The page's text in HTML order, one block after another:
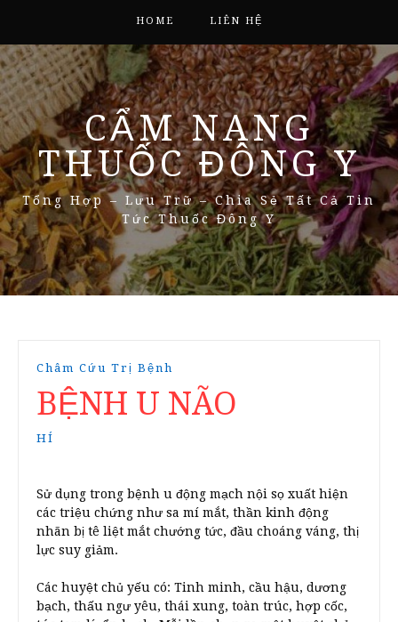
HOME LIÊN HỆ
CẨM NANG
THUỐC ĐÔNG Y
Tổng Hợp – Lưu Trữ – Chia Sẻ Tất Cả Tin
Tức Thuốc Đông Y
Châm Cứu Trị Bệnh
BỆNH U NÃO
HÍ
Sử dụng trong bệnh u động mạch nội sọ xuất hiện
các triệu chứng như sa mí mắt, thần kinh động
nhãn bị tê liệt mắt chướng tức, đầu choáng váng, thị
lực suy giảm.
Các huyệt chủ yếu có: Tinh minh, cầu hậu, dương
bạch, thấu ngư yêu, thái xung, toàn trúc, hợp cốc,